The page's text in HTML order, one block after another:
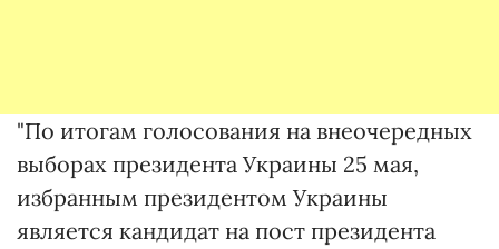
"По итогам голосования на внеочередных
выборах президента Украины 25 мая,
избранным президентом Украины
является кандидат на пост президента